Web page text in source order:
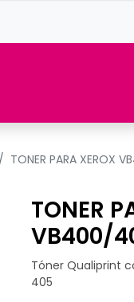
TONER PARA XEROX
TONER
VB400/
Tóner Qualiprint
405